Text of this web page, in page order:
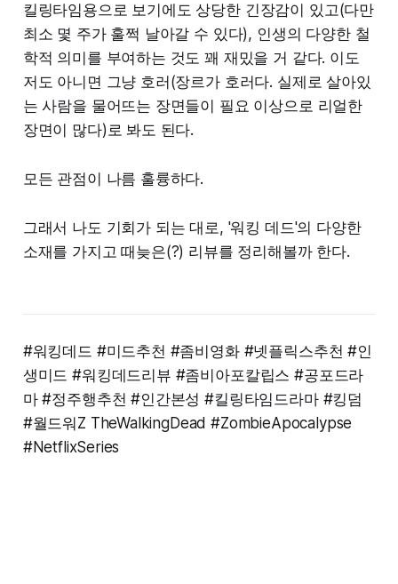
킬링타임용으로 보기에도 상당한 긴장감이 있고(다만
최소 몇 주가 훌쩍 날아갈 수 있다), 인생의 다양한 철
학적 의미를 부여하는 것도 꽤 재밌을 거 같다. 이도
저도 아니면 그냥 호러(장르가 호러다. 실제로 살아있
는 사람을 물어뜨는 장면들이 필요 이상으로 리얼한
장면이 많다)로 봐도 된다.
모든 관점이 나름 훌륭하다.
그래서 나도 기회가 되는 대로, '워킹 데드'의 다양한
소재를 가지고 때늦은(?) 리뷰를 정리해볼까 한다.
#워킹데드 #미드추천 #좀비영화 #넷플릭스추천 #인
생미드 #워킹데드리뷰 #좀비아포칼립스 #공포드라
마 #정주행추천 #인간본성 #킬링타임드라마 #킹덤
#월드워Z TheWalkingDead #ZombieApocalypse
#NetflixSeries